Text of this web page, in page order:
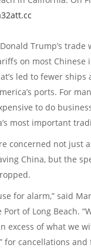
Trump’s trade
on most Chinese
led to fewer ships
ports. For
to do
most important
concerned not just
China, but the
for alarm,” said
Port of Long Beach.
excess of what we
for cancellations and